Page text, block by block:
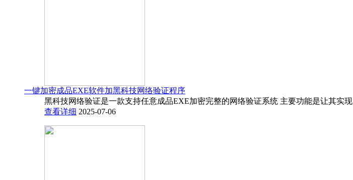
一键加密成品EXE软件加黑科技网络验证程序
黑科技网络验证是一款支持任意成品EXE加密完整的网络验证系统 主要功能是让其实现
查看详细 2025-07-06